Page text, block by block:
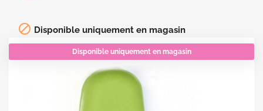
Disponible uniquement en magasin
 Disponible uniquement en magasin